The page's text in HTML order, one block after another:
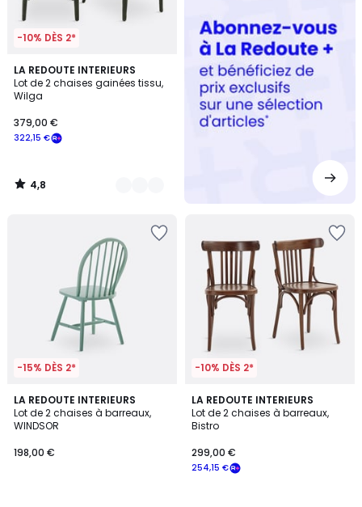
-10% DÈS 2*
LA REDOUTE INTERIEURS
Lot de 2 chaises gainées tissu,
Wilga
322,15 €
379,00 €
4,8
/ 5
3
Couleurs
4,8
/
-15% DÈS 2*
LA REDOUTE INTERIEURS
Lot de 2 chaises à barreaux,
WINDSOR
198,00 €
4,3
/ 5
4
Couleurs
-10% DÈS 2*
LA REDOUTE INTERIEURS
Lot de 2 chaises à barreaux,
Bistro
254,15 €
299,00 €
4,5
/ 5